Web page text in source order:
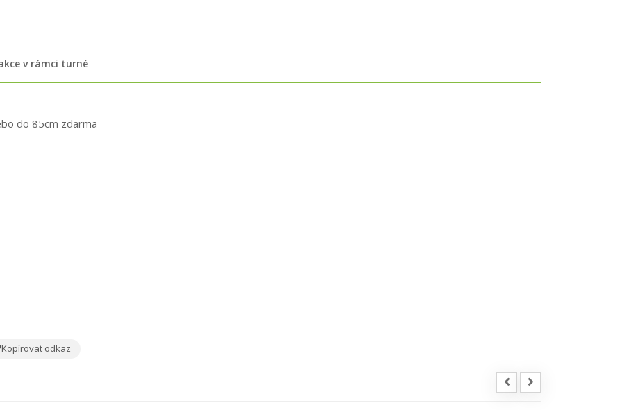
v rámci turné
do 85cm zdarma
Kopírovat odkaz